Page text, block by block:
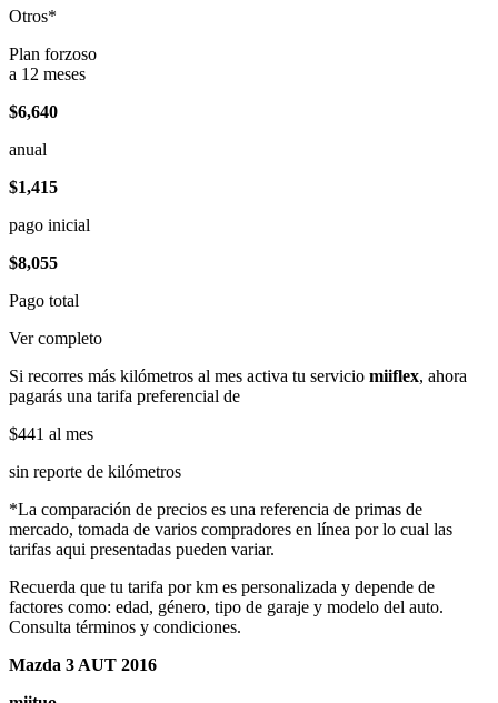
Otros*
Plan forzoso
a 12 meses
$6,640
anual
$1,415
pago inicial
$8,055
Pago total
Ver completo
Si recorres más kilómetros al mes activa tu servicio miiflex, ahora
pagarás una tarifa preferencial de
$441 al mes
sin reporte de kilómetros
*La comparación de precios es una referencia de primas de
mercado, tomada de varios compradores en línea por lo cual las
tarifas aqui presentadas pueden variar.
Recuerda que tu tarifa por km es personalizada y depende de
factores como: edad, género, tipo de garaje y modelo del auto.
Consulta términos y condiciones.
Mazda 3 AUT 2016